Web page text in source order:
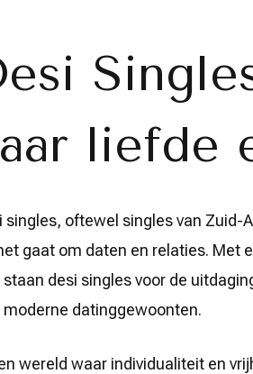
liefde
singles, oftewel singles van
gaat om daten en relaties. Met
staan desi singles voor de
moderne datinggewoonten.
wereld waar individualiteit en